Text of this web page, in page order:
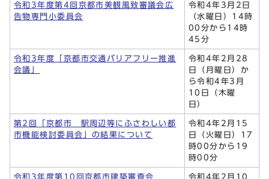
令和3年度第4回京都市美観風致審議会広
告物専門小委員会
令和4年3月2日
（水曜日）14時
00分から14時
45分
令和3年度「京都市交通バリアフリー推進
会議」
令和4年2月28
日（月曜日）か
ら令和4年3月
10日（木曜
日）
第2回「京都市 駅周辺等にふさわしい都
市機能検討委員会」の結果について
令和4年2月15
日（火曜日）17
時00分から19
時00分
令和3年度第10回京都市建築審査会
令和4年2月10